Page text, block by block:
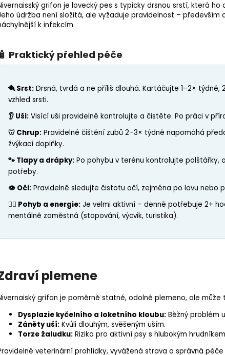
grifon je lovecký pes s typicky drsnou srstí, která
údržba není složitá, ale vyžaduje pravidelnost – především
k infekcím.
Praktický přehled péče
🪮 Srst: Drsná, tvrdá a ne příliš dlouhá. Kartáčujte 1–2×
vzhled srsti.
👂 Uši: Visící uši pravidelně kontrolujte a čistěte. Po práci v
🦷 Chrup: Pravidelné čištění zubů 2–3× týdně napomáhá
žvýkací doplňky.
🐾 Tlapy a drápky: Po pohybu v terénu kontrolujte
potřeby.
👁 Oči: Pravidelně sledujte čistotu očí, zejména po lovu nebo
🏃‍♂️ Pohyb a energie: Je velmi aktivní – denně potřebuje 2+
mentálně zaměstná (stopování, výcvik, turistika).
plemene
grifon je poměrně statné, odolné plemeno, ale
Dysplazie kyčelního a loketního kloubu: Běžný problém
Záněty uší: Kvůli dlouhým, svěšeným uším.
Torze žaludku: Riziko pro aktivní psy s hlubokým
veterinární prohlídky, vyvážená strava a správná